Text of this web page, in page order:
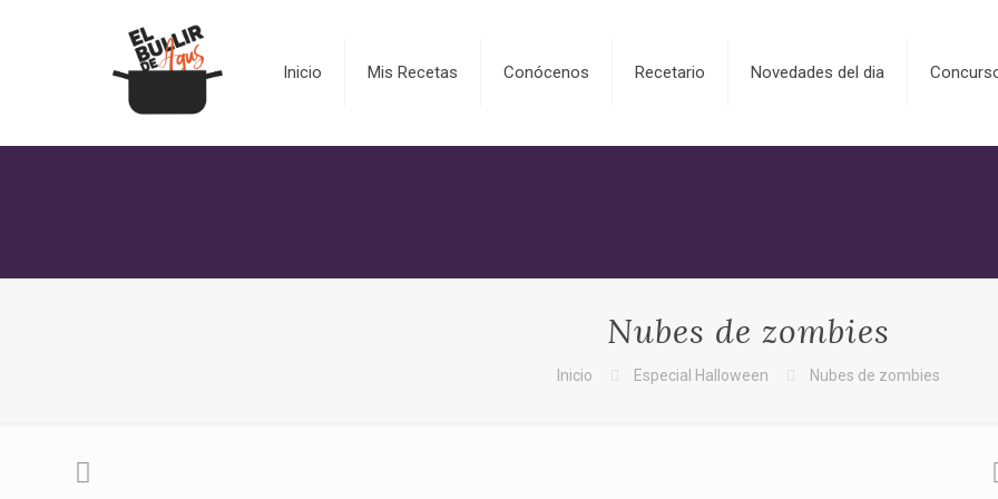
Inicio Mis Recetas Conócenos Recetario Novedades del dia
Nubes de zombies
Inicio Especial Halloween Nubes de zombies